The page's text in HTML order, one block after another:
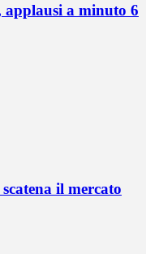
a minuto 6
il mercato